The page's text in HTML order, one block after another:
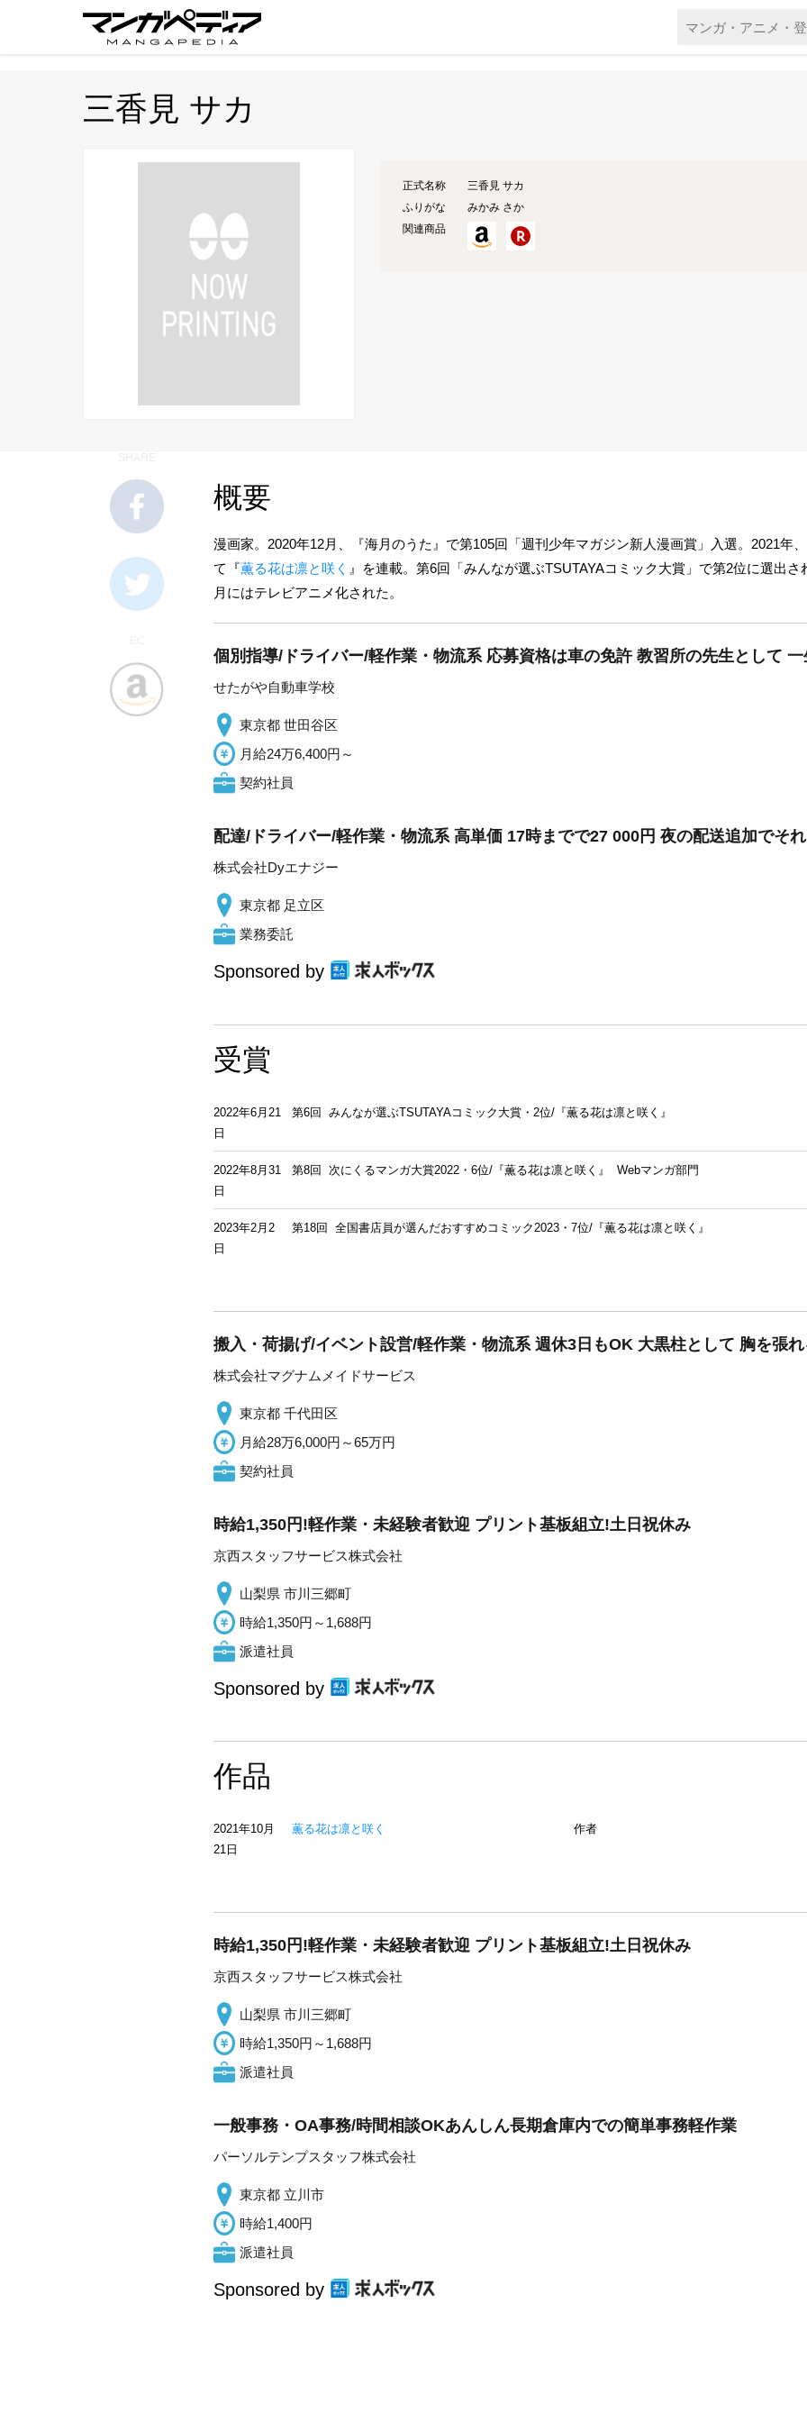
三香見 サカ
正式名称
三香見 サカ
ふりがな
みかみ さか
関連商品
概要
漫画家。2020年12月、『海月のうた』で第105回「週刊少年マガジン新人漫画賞」入選。2021年
て『薫る花は凛と咲く 』を連載。第6回「みんなが選ぶTSUTAYAコミック大賞」で第2位に選出
月にはテレビアニメ化された。
個別指導/ドライバー/軽作業・物流系 応募資格は車の免許 教習所の先生として
せたがや自動車学校
東京都 世田谷区
月給24万6,400円～
契約社員
配達/ドライバー/軽作業・物流系 高単価 17時までで27 000円 夜の配送追加でそ
株式会社Dyエナジー
東京都 足立区
業務委託
Sponsored by
受賞
2022年6月21
日
第6回 みんなが選ぶTSUTAYAコミック大賞・2位/『薫る花は凛と咲く』
2022年8月31
日
第8回 次にくるマンガ大賞2022・6位/『薫る花は凛と咲く』 Webマンガ部門
2023年2月2
日
第18回 全国書店員が選んだおすすめコミック2023・7位/『薫る花は凛と咲く』
搬入・荷揚げ/イベント設営/軽作業・物流系 週休3日もOK 大黒柱として 胸を張
株式会社マグナムメイドサービス
東京都 千代田区
月給28万6,000円～65万円
契約社員
時給1,350円!軽作業・未経験者歓迎 プリント基板組立!土日祝休み
京西スタッフサービス株式会社
山梨県 市川三郷町
時給1,350円～1,688円
派遣社員
Sponsored by
作品
2021年10月
21日
薫る花は凛と咲く 作者
時給1,350円!軽作業・未経験者歓迎 プリント基板組立!土日祝休み
京西スタッフサービス株式会社
山梨県 市川三郷町
時給1,350円～1,688円
派遣社員
一般事務・OA事務/時間相談OKあんしん長期倉庫内での簡単事務軽作業
パーソルテンプスタッフ株式会社
東京都 立川市
時給1,400円
派遣社員
Sponsored by